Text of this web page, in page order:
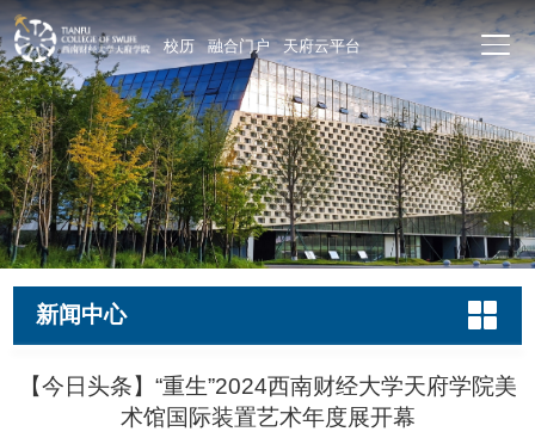
校历 融合门户 天府云平台
新闻中心
【今日头条】“重生”2024西南财经大学天府学院美
术馆国际装置艺术年度展开幕